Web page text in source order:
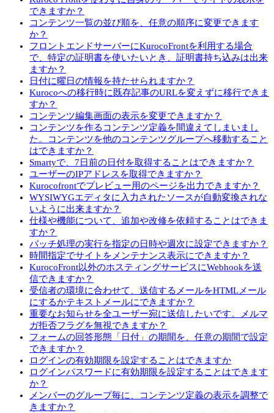
できますか？
コンテンツ一覧の並び順を、任意の順序に変更できます
か？
フロントエンドサーバーにKurocoFrontを利用する場合
で、特定の証明書を使いたいとき、証明書持ち込みは出来
ますか？
日付に曜日の情報を持たせられますか？
Kurocoへの移行時に既存記事のURLを変えずに移行できま
すか？
コンテンツ編集画面の表示を変更できますか？
コンテンツを作るコンテンツ定義を間違えてしまいまし
た。コンテンツを他のコンテンツグループへ移動すること
はできますか？
Smartyで、7日前の日付を取得することはできますか？
ユーザーのIPアドレスを取得できますか？
Kurocofrontでプレビュー用のページを出力できますか？
WYSIWYGエディタに入力されたソースが自動変換されな
いように出来ますか？
仕様や機能について、追加や改修を依頼することはできま
すか？
バッチ処理の実行を指定の日時や週次に設定できますか？
時間指定でサイトをメンテナンス表示にできますか？
KurocoFront以外のホスティングサービスにWebhookを送
信できますか？
受信者の環境に合わせて、送信するメールをHTMLメール
にするかテキストメールにできますか？
重要なお知らせを全ユーザー宛に送信したいです。メルマ
ガ拒否フラグを無視できますか？
フォームの回答形態「日付」の期間を、任意の期間で設定
できますか？
ログインの有効期限を設定することはできますか
ログインパスワードに有効期限を設定することはできます
か？
メンバーのグループ毎に、コンテンツ定義の表示を調整で
きますか？